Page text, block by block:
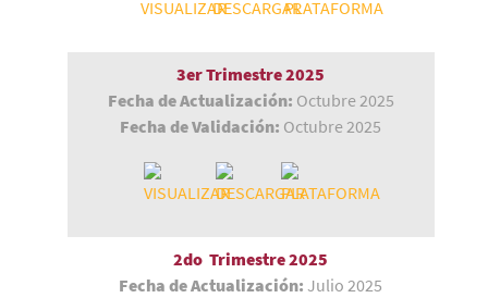
3er Trimestre2025
Fecha de Actualización: Octubre 2025
Fecha de Validación: Octubre 2025
2do Trimestre 2025
Fecha de Actualización: Julio 2025